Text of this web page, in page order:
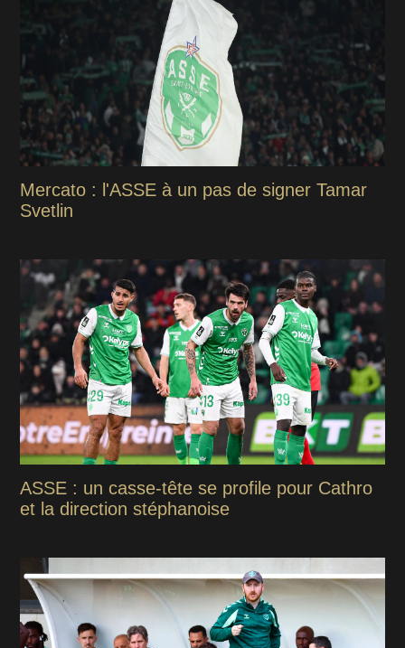
Mercato : l'ASSE à un pas de signer Tamar
Svetlin
ASSE : un casse-tête se profile pour Cathro
et la direction stéphanoise